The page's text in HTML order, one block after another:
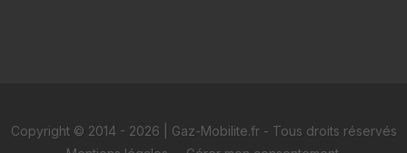
Copyright © 2014 - 2026 | Gaz-Mobilite.fr - Tous droits réservés